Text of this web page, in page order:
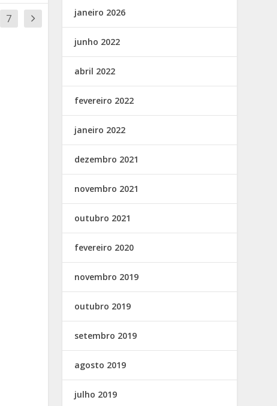
7 janeiro 2026
junho 2022
abril 2022
fevereiro 2022
janeiro 2022
dezembro 2021
novembro 2021
outubro 2021
fevereiro 2020
novembro 2019
outubro 2019
setembro 2019
agosto 2019
julho 2019